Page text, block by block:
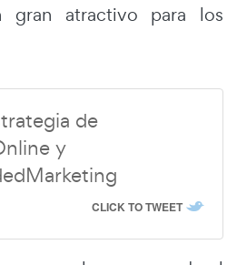
gran atractivo para los
de
y
CLICK TO TWEET